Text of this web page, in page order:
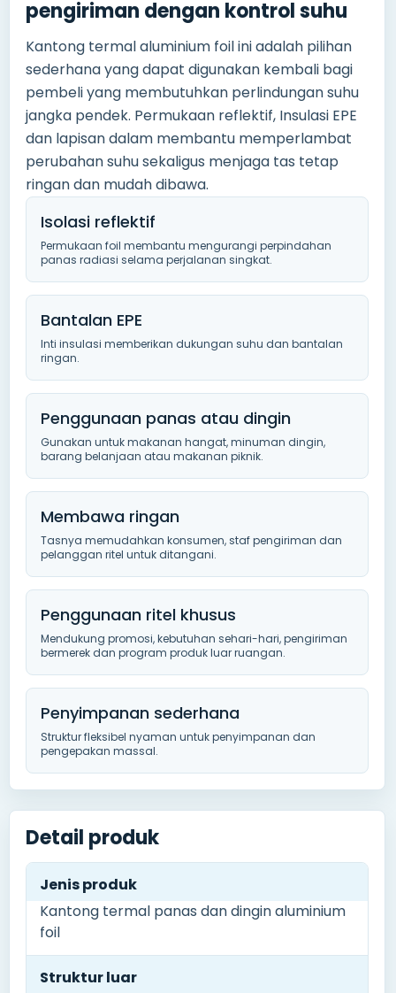
pengiriman dengan kontrol suhu
Kantong termal aluminium foil ini adalah pilihan
sederhana yang dapat digunakan kembali bagi
pembeli yang membutuhkan perlindungan suhu
jangka pendek. Permukaan reflektif, Insulasi EPE
dan lapisan dalam membantu memperlambat
perubahan suhu sekaligus menjaga tas tetap
ringan dan mudah dibawa.
Isolasi reflektif
Permukaan foil membantu mengurangi perpindahan
panas radiasi selama perjalanan singkat.
Bantalan EPE
Inti insulasi memberikan dukungan suhu dan bantalan
ringan.
Penggunaan panas atau dingin
Gunakan untuk makanan hangat, minuman dingin,
barang belanjaan atau makanan piknik.
Membawa ringan
Tasnya memudahkan konsumen, staf pengiriman dan
pelanggan ritel untuk ditangani.
Penggunaan ritel khusus
Mendukung promosi, kebutuhan sehari-hari, pengiriman
bermerek dan program produk luar ruangan.
Penyimpanan sederhana
Struktur fleksibel nyaman untuk penyimpanan dan
pengepakan massal.
Detail produk
Jenis produk
Kantong termal panas dan dingin aluminium
foil
Struktur luar